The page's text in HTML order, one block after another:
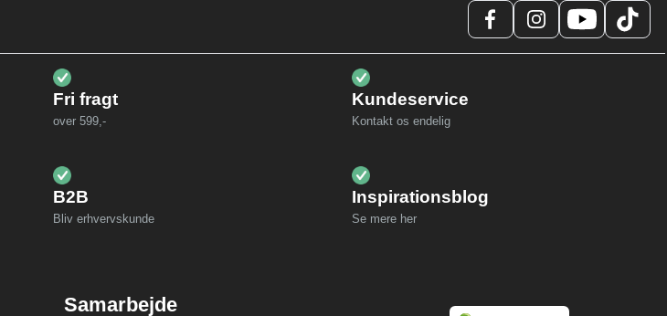
Fri fragt
over 599,-
Kundeservice
Kontakt os endelig
B2B
Bliv erhvervskunde
Inspirationsblog
Se mere her
Samarbejde